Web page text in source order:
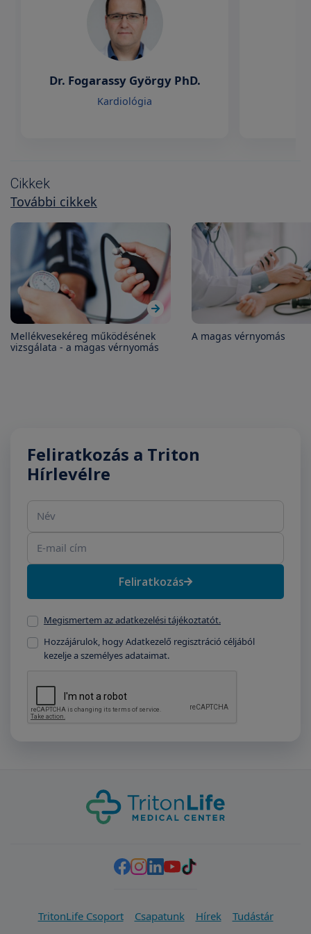
Dr. Fogarassy György PhD.
Kardiológia
Cikkek
További cikkek
Mellékvesekéreg működésének
vizsgálata - a magas vérnyomás
A magas vérnyomás
Feliratkozás a Triton
Hírlevélre
Feliratkozás
Megismertem az adatkezelési tájékoztatót.
Hozzájárulok, hogy Adatkezelő regisztráció céljából
kezelje a személyes adataimat.
TritonLife Csoport Csapatunk Hírek Tudástár